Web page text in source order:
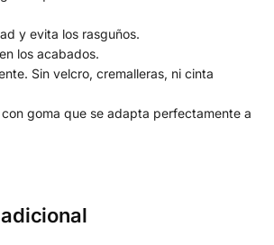
y evita los rasguños.
los acabados.
Sin velcro, cremalleras, ni cinta
goma que se adapta perfectamente a